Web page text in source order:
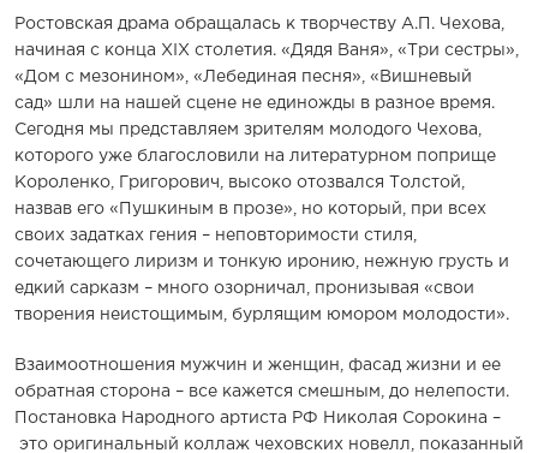
Ростовская драма обращалась к творчеству А.П. Чехова,
начиная с конца XIX столетия. «Дядя Ваня», «Три сестры»,
«Дом с мезонином», «Лебединая песня», «Вишневый
сад» шли на нашей сцене не единожды в разное время.
Сегодня мы представляем зрителям молодого Чехова,
которого уже благословили на литературном поприще
Короленко, Григорович, высоко отозвался Толстой,
назвав его «Пушкиным в прозе», но который, при всех
своих задатках гения – неповторимости стиля,
сочетающего лиризм и тонкую иронию, нежную грусть и
едкий сарказм – много озорничал, пронизывая «свои
творения неистощимым, бурлящим юмором молодости».
Взаимоотношения мужчин и женщин, фасад жизни и ее
обратная сторона – все кажется смешным, до нелепости.
Постановка Народного артиста РФ Николая Сорокина –
это оригинальный коллаж чеховских новелл, показанный